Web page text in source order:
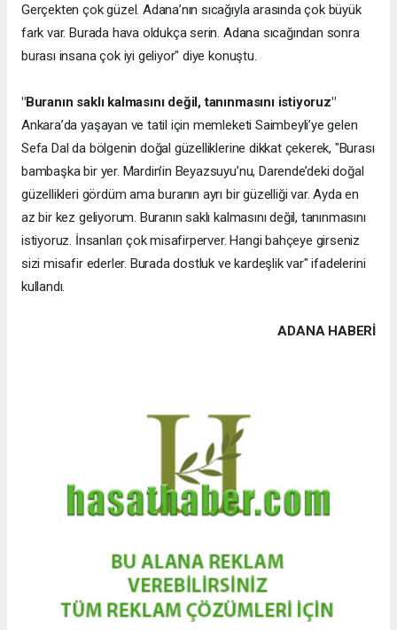
Gerçekten çok güzel. Adana’nın sıcağıyla arasında çok büyük
fark var. Burada hava oldukça serin. Adana sıcağından sonra
burası insana çok iyi geliyor" diye konuştu.
"Buranın saklı kalmasını değil, tanınmasını istiyoruz"
Ankara’da yaşayan ve tatil için memleketi Saimbeyli’ye gelen
Sefa Dal da bölgenin doğal güzelliklerine dikkat çekerek, "Burası
bambaşka bir yer. Mardin’in Beyazsuyu’nu, Darende’deki doğal
güzellikleri gördüm ama buranın ayrı bir güzelliği var. Ayda en
az bir kez geliyorum. Buranın saklı kalmasını değil, tanınmasını
istiyoruz. İnsanları çok misafirperver. Hangi bahçeye girseniz
sizi misafir ederler. Burada dostluk ve kardeşlik var" ifadelerini
kullandı.
ADANA HABERİ